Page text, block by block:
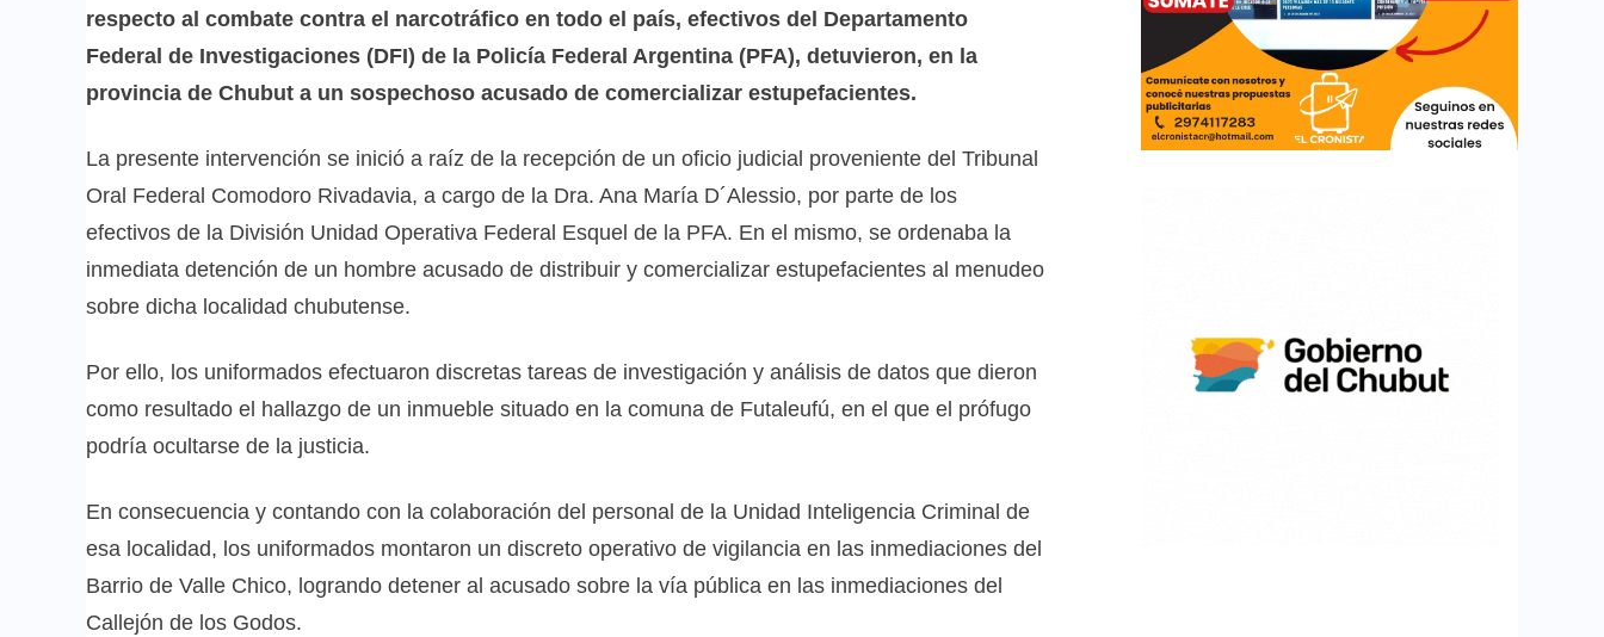
respecto al combate contra el narcotráfico en todo el país, efectivos del Departamento
Federal de Investigaciones (DFI) de la Policía Federal Argentina (PFA), detuvieron, en la
provincia de Chubut a un sospechoso acusado de comercializar estupefacientes.
La presente intervención se inició a raíz de la recepción de un oficio judicial proveniente del Tribunal
Oral Federal Comodoro Rivadavia, a cargo de la Dra. Ana María D´Alessio, por parte de los
efectivos de la División Unidad Operativa Federal Esquel de la PFA. En el mismo, se ordenaba la
inmediata detención de un hombre acusado de distribuir y comercializar estupefacientes al menudeo
sobre dicha localidad chubutense.
Por ello, los uniformados efectuaron discretas tareas de investigación y análisis de datos que dieron
como resultado el hallazgo de un inmueble situado en la comuna de Futaleufú, en el que el prófugo
podría ocultarse de la justicia.
En consecuencia y contando con la colaboración del personal de la Unidad Inteligencia Criminal de
esa localidad, los uniformados montaron un discreto operativo de vigilancia en las inmediaciones del
Barrio de Valle Chico, logrando detener al acusado sobre la vía pública en las inmediaciones del
Callejón de los Godos.